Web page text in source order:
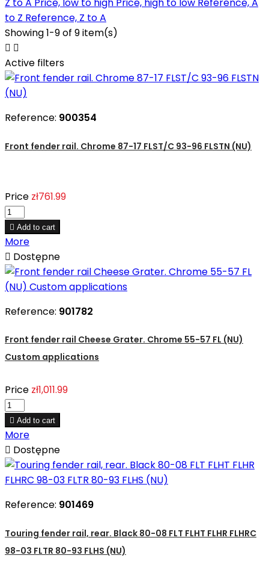
to Z Reference, Z to A
Showing 1-9 of 9 item(s)
 
Active filters
Reference: 900354
Front fender rail. Chrome 87-17 FLST/C 93-96 FLSTN (NU)
Price zł761.99
 Add to cart
More
 Dostępne
Reference: 901782
Front fender rail Cheese Grater. Chrome 55-57 FL (NU)
Custom applications
Price zł1,011.99
 Add to cart
More
 Dostępne
Reference: 901469
Touring fender rail, rear. Black 80-08 FLT FLHT FLHR FLHRC
98-03 FLTR 80-93 FLHS (NU)